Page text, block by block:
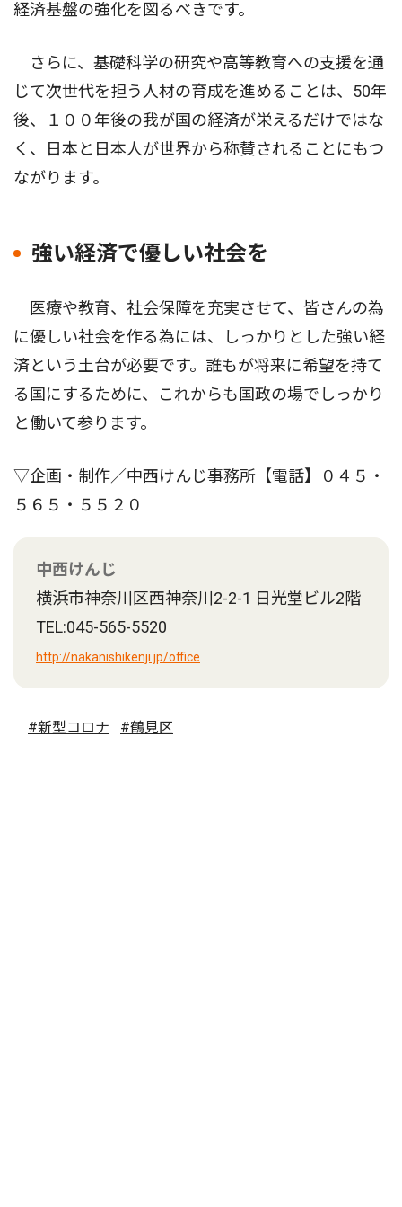
経済基盤の強化を図るべきです。
さらに、基礎科学の研究や高等教育への支援を通
じて次世代を担う人材の育成を進めることは、50年
後、１００年後の我が国の経済が栄えるだけではな
く、日本と日本人が世界から称賛されることにもつ
ながります。
強い経済で優しい社会を
医療や教育、社会保障を充実させて、皆さんの為
に優しい社会を作る為には、しっかりとした強い経
済という土台が必要です。誰もが将来に希望を持て
る国にするために、これからも国政の場でしっかり
と働いて参ります。
▽企画・制作／中西けんじ事務所【電話】︎０４５・
５６５・５５２０
中西けんじ
横浜市神奈川区西神奈川2-2-1 日光堂ビル2階
TEL:045-565-5520
http://nakanishikenji.jp/office
#新型コロナ #鶴見区